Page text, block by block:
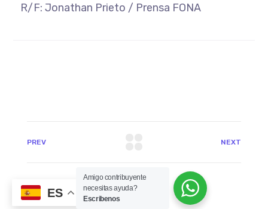
R/F: Jonathan Prieto / Prensa FONA
PREV NEXT
ES
Amigo contribuyente
necesitas ayuda?
Escribenos